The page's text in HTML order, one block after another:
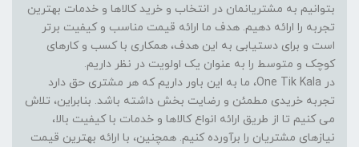
بتوانیم به مشتریانمان در انتخاب و خرید کالاها و خدمات بهترین
تجربه را ارائه دهیم. هدف ما ارائه قیمت مناسب و کیفیت برتر
است و برای دستیابی به این هدف، همکاری با کسب و کارهای
کوچک و متوسط را به عنوان یک اولویت در نظر داریم.
در One Tik Kala، ما به این باور داریم که هر مشتری حق دارد
تجربه خریدی مطمئن و رضایت بخش داشته باشد. بنابراین، تلاش
می کنیم تا از طریق ارائه انواع کالاها و خدمات با کیفیت بالا،
نیازهای مشتریان را برآورده کنیم. همچنین، با ارائه بهترین قیمت